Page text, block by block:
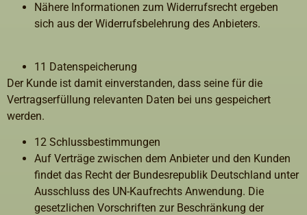
Nähere Informationen zum Widerrufsrecht ergeben
sich aus der Widerrufsbelehrung des Anbieters.
11 Datenspeicherung
Der Kunde ist damit einverstanden, dass seine für die
Vertragserfüllung relevanten Daten bei uns gespeichert
werden.
12 Schlussbestimmungen
Auf Verträge zwischen dem Anbieter und den Kunden
findet das Recht der Bundesrepublik Deutschland unter
Ausschluss des UN-Kaufrechts Anwendung. Die
gesetzlichen Vorschriften zur Beschränkung der